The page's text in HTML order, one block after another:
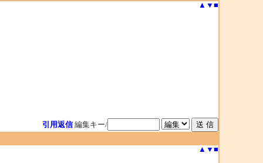
▲ ▼ ■
引用返信 編集キー/
▲ ▼ ■